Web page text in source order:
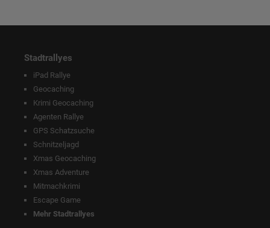
Stadtrallyes
iPad Rallye
Geocaching
Krimi Geocaching
Agenten Rallye
GPS Schatzsuche
Schnitzeljagd
Xmas Geocaching
Xmas Adventure
Mitmachkrimi
Escape Game
Mehr Stadtrallyes